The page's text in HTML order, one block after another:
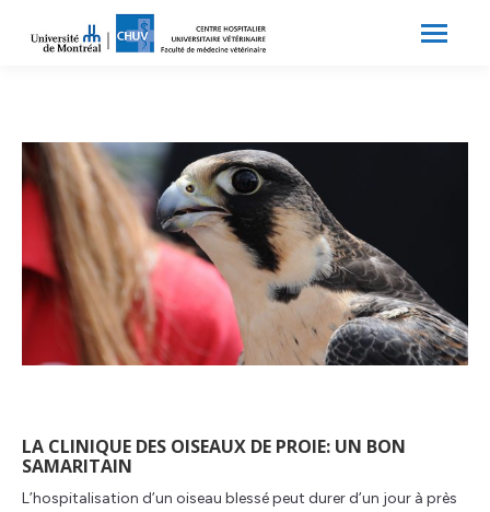
LA CLINIQUE DES OISEAUX DE PROIE: UN BON
SAMARITAIN
L’hospitalisation d’un oiseau blessé peut durer d’un jour à près